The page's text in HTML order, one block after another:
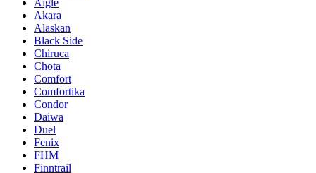
Aigle
Akara
Alaskan
Black Side
Chiruca
Chota
Comfort
Comfortika
Condor
Daiwa
Duel
Fenix
FHM
Finntrail